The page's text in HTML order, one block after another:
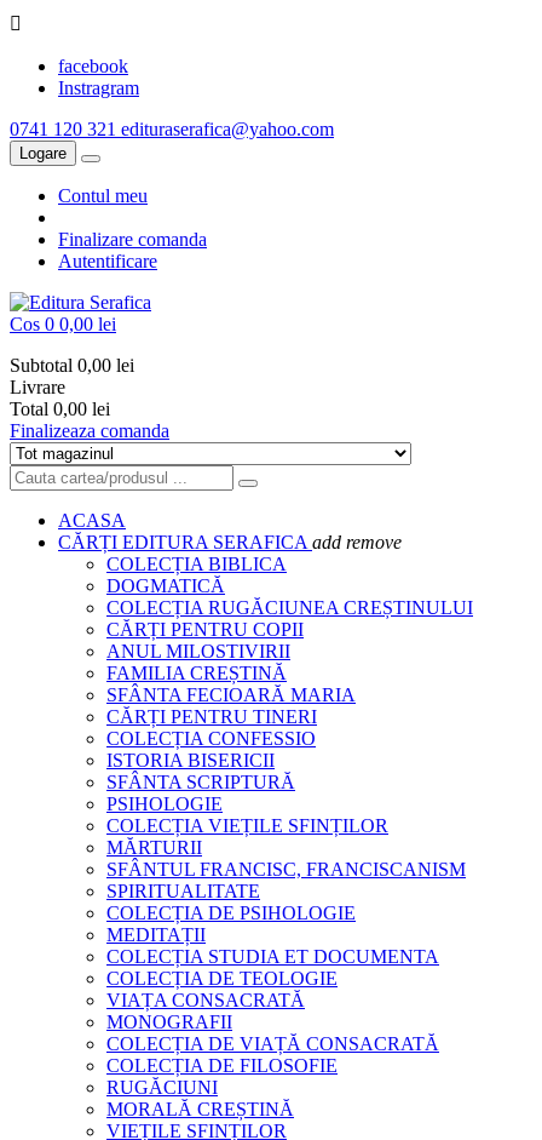

facebook
Instragram
0741 120 321 edituraserafica@yahoo.com
Logare
Contul meu
Finalizare comanda
Autentificare
Cos 0 0,00 lei
Subtotal 0,00 lei
Livrare
Total 0,00 lei
Finalizeaza comanda
ACASA
CĂRȚI EDITURA SERAFICA add remove
COLECȚIA BIBLICA
DOGMATICĂ
COLECȚIA RUGĂCIUNEA CREȘTINULUI
CĂRȚI PENTRU COPII
ANUL MILOSTIVIRII
FAMILIA CREȘTINĂ
SFÂNTA FECIOARĂ MARIA
CĂRȚI PENTRU TINERI
COLECȚIA CONFESSIO
ISTORIA BISERICII
SFÂNTA SCRIPTURĂ
PSIHOLOGIE
COLECȚIA VIEȚILE SFINȚILOR
MĂRTURII
SFÂNTUL FRANCISC, FRANCISCANISM
SPIRITUALITATE
COLECȚIA DE PSIHOLOGIE
MEDITAȚII
COLECȚIA STUDIA ET DOCUMENTA
COLECȚIA DE TEOLOGIE
VIAȚA CONSACRATĂ
MONOGRAFII
COLECȚIA DE VIAȚĂ CONSACRATĂ
COLECȚIA DE FILOSOFIE
RUGĂCIUNI
MORALĂ CREȘTINĂ
VIEȚILE SFINȚILOR